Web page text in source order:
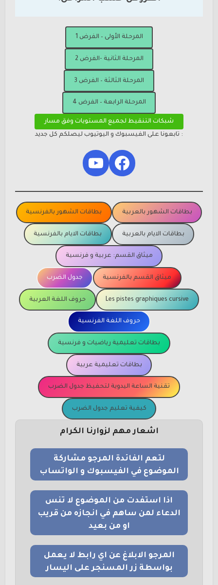
المرحلة الأولى – الفرض 1
المرحلة الثانية -الفرض 2
المرحلة الثالثة – الفرض 3
المرحلة الرابعة – الفرض 4
شبكات التنقيط لجميع المستويات وفق مسار
: تابعونا على الفيسبوك و اليوتيوب ليصلكم كل جديد
Facebook
YouTube
بطاقات الشهور بالعربية بطاقات الشهور بالفرنسية
بطاقات الايام بالعربية بطاقات الايام بالفرنسية
ميثاق القسم: عربية و فرنسية
ميثاق القسم بالفرنسية جدول الضرب
Les pistes graphiques cursive حروف اللغة العربية
حروف اللغة الفرنسية
بطاقات تعليمية رياضيات و فرنسية
بطاقات تعليمية عربية
تقنية الساعة اليدوية لتحفيظ جدول الضرب
كيفية تعليم جدول الضرب
لتعم الفائدة المرجو مشاركة
الموضوع في الفيسبوك و الواتساب
اذا استفدت من الموضوع لا تنس
الدعاء لمن ساهم في انجازه من قريب
او من بعيد
المرجو الابلاغ عن اي رابط لا يعمل
بواسطة زر المسنجر على اليسار